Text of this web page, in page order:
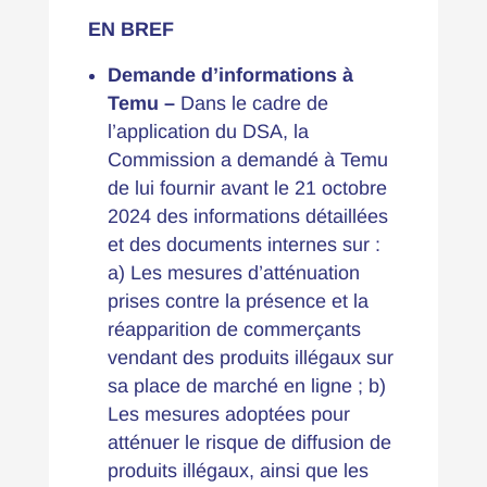
EN BREF
Demande d’informations à
Temu –Dans le cadre de
l’application du DSA, la
Commission a demandé à Temu
de lui fournir avant le 21 octobre
2024 des informations détaillées
et des documents internes sur :
a) Les mesures d’atténuation
prises contre la présence et la
réapparition de commerçants
vendant des produits illégaux sur
sa place de marché en ligne ; b)
Les mesures adoptées pour
atténuer le risque de diffusion de
produits illégaux, ainsi que les